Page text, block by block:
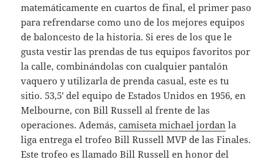
matemáticamente en cuartos de final, el primer paso
para refrendarse como uno de los mejores equipos
de baloncesto de la historia. Si eres de los que le
gusta vestir las prendas de tus equipos favoritos por
la calle, combinándolas con cualquier pantalón
vaquero y utilizarla de prenda casual, este es tu
sitio. 53,5′ del equipo de Estados Unidos en 1956, en
Melbourne, con Bill Russell al frente de las
operaciones. Además,camiseta michael jordan la
liga entrega el trofeo Bill Russell MVP de las Finales.
Este trofeo es llamado Bill Russell en honor del